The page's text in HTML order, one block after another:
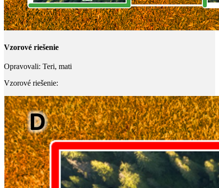
Vzorové riešenie
Opravovali: Teri, mati
Vzorové riešenie: